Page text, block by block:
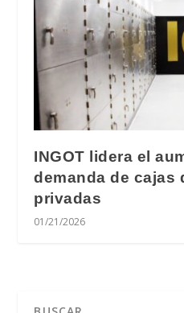
INGOT lidera el
demanda de cajas
privadas
01/21/2026